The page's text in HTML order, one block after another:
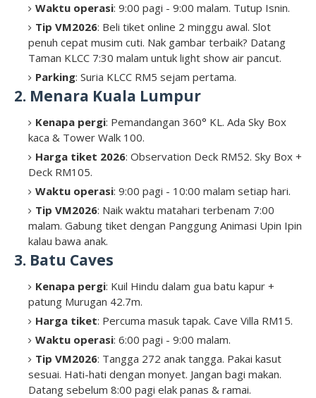
Waktu operasi: 9:00 pagi - 9:00 malam. Tutup Isnin.
Tip VM2026: Beli tiket online 2 minggu awal. Slot
penuh cepat musim cuti. Nak gambar terbaik? Datang
Taman KLCC 7:30 malam untuk light show air pancut.
Parking: Suria KLCC RM5 sejam pertama.
2. Menara Kuala Lumpur
Kenapa pergi: Pemandangan 360° KL. Ada Sky Box
kaca & Tower Walk 100.
Harga tiket 2026: Observation Deck RM52. Sky Box +
Deck RM105.
Waktu operasi: 9:00 pagi - 10:00 malam setiap hari.
Tip VM2026: Naik waktu matahari terbenam 7:00
malam. Gabung tiket dengan Panggung Animasi Upin Ipin
kalau bawa anak.
3. Batu Caves
Kenapa pergi: Kuil Hindu dalam gua batu kapur +
patung Murugan 42.7m.
Harga tiket: Percuma masuk tapak. Cave Villa RM15.
Waktu operasi: 6:00 pagi - 9:00 malam.
Tip VM2026: Tangga 272 anak tangga. Pakai kasut
sesuai. Hati-hati dengan monyet. Jangan bagi makan.
Datang sebelum 8:00 pagi elak panas & ramai.